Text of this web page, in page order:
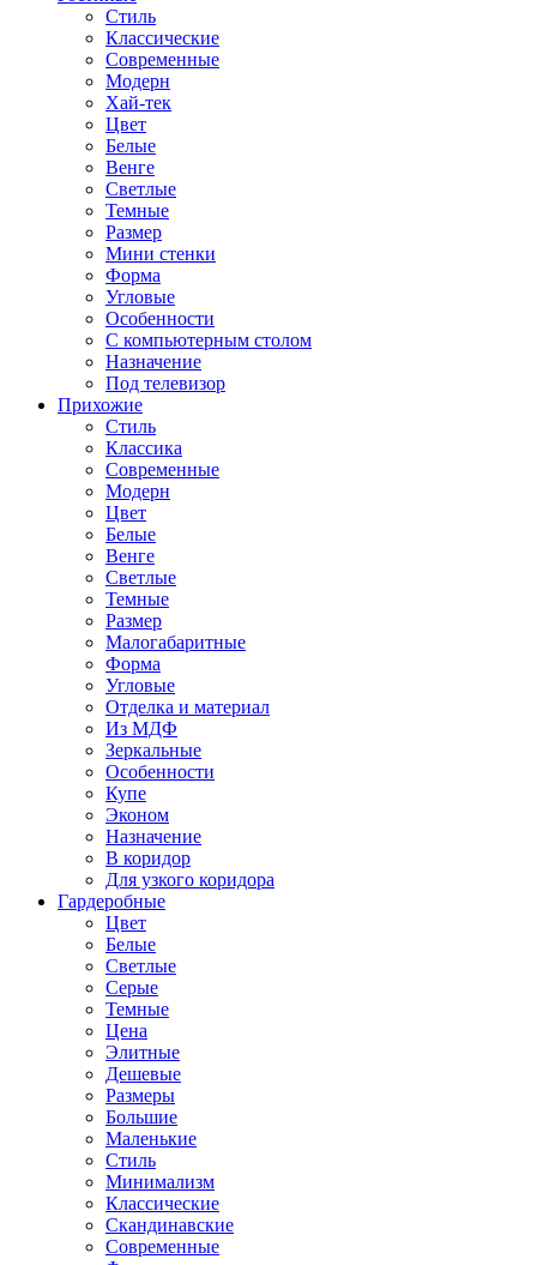
Стиль
Классические
Современные
Модерн
Хай-тек
Цвет
Белые
Венге
Светлые
Темные
Размер
Мини стенки
Форма
Угловые
Особенности
С компьютерным столом
Назначение
Под телевизор
Прихожие
Стиль
Классика
Современные
Модерн
Цвет
Белые
Венге
Светлые
Темные
Размер
Малогабаритные
Форма
Угловые
Отделка и материал
Из МДФ
Зеркальные
Особенности
Купе
Эконом
Назначение
В коридор
Для узкого коридора
Гардеробные
Цвет
Белые
Светлые
Серые
Темные
Цена
Элитные
Дешевые
Размеры
Большие
Маленькие
Стиль
Минимализм
Классические
Скандинавские
Современные